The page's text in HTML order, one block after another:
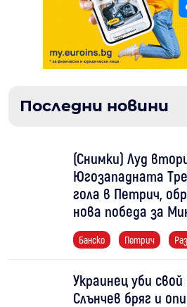
Последни новини
(Снимки) Луд
Югозападната
гола в Петрич,
нова победа за
Банско Петрич
Украинец уби
Слънчев бряг и